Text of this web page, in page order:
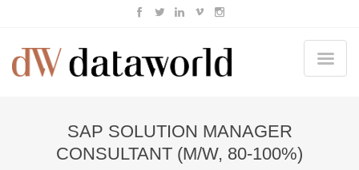
SAP SOLUTION MANAGER
CONSULTANT (M/W, 80-100%)